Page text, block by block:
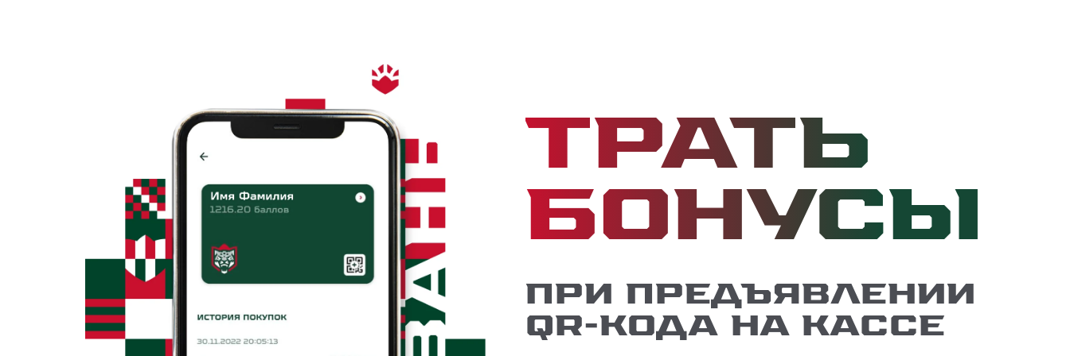
Трать
бонусы
При предъявлении
QR-кода на кассе